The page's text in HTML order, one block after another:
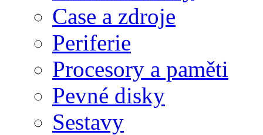
Case a zdroje
Periferie
Procesory a paměti
Pevné disky
Sestavy